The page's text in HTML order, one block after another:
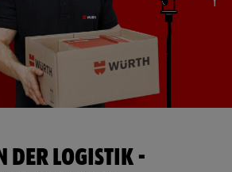
DER LOGISTIK -